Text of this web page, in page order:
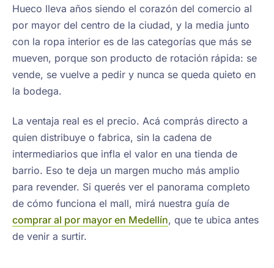
Hueco lleva años siendo el corazón del comercio al
por mayor del centro de la ciudad, y la media junto
con la ropa interior es de las categorías que más se
mueven, porque son producto de rotación rápida: se
vende, se vuelve a pedir y nunca se queda quieto en
la bodega.
La ventaja real es el precio. Acá comprás directo a
quien distribuye o fabrica, sin la cadena de
intermediarios que infla el valor en una tienda de
barrio. Eso te deja un margen mucho más amplio
para revender. Si querés ver el panorama completo
de cómo funciona el mall, mirá nuestra guía de
comprar al por mayor en Medellín, que te ubica antes
de venir a surtir.